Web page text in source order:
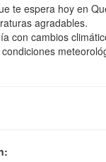
te espera hoy en
agradables.
con cambios